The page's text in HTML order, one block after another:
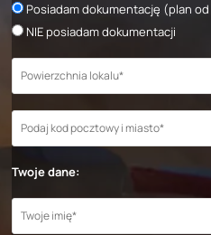
Posiadam dokumentację (plan
NIE posiadam dokumentacji
Twoje dane: